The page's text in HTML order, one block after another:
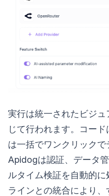
実行は統一されたビジ
じて行われます。コー
は一括でワンクリックで
Apidogは認証、データ
ルタイム検証を自動的
ラインとの統合により